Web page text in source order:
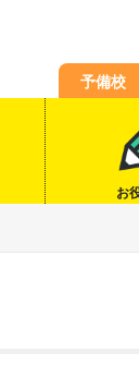
予備校
お